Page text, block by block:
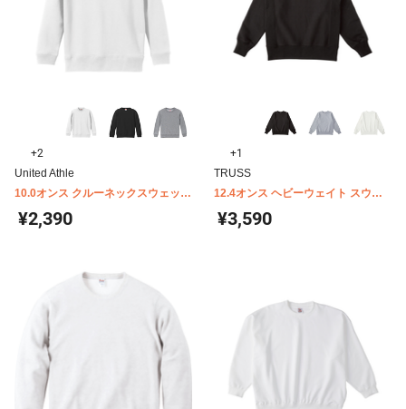
+2
United Athle
10.0オンス クルーネックスウェット
（キッズ） 5044-02
¥2,390
+1
TRUSS
12.4オンス ヘビーウェイト スウェ
ットシャツ HSW-138
¥3,590